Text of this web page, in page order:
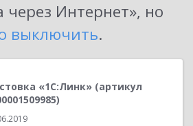
через Интернет», но
выключить.
«1С:Линк» (артикул